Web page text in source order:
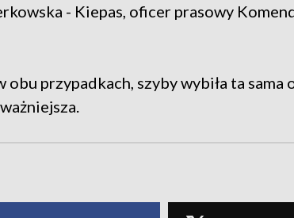
- Kiepas, oficer prasowy
obu przypadkach, szyby wybiła ta